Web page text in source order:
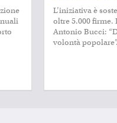
L’iniziativa è
oltre 5.000 firme.
Antonio Bucci:
volontà popolare”.